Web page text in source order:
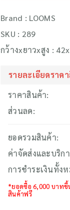
Brand : LOOMS
SKU : 289
กว้างxยาวxสูง :
รายละเอียดราค
ราคาสินค้า:
ส่วนลด:
ยอดรวมสินค้า:
ค่าจัดส่งและบริก
การชำระเงินทั้ง
*ยอดซื้อ 6,000 บาทขึ้
สินค้าฟรี